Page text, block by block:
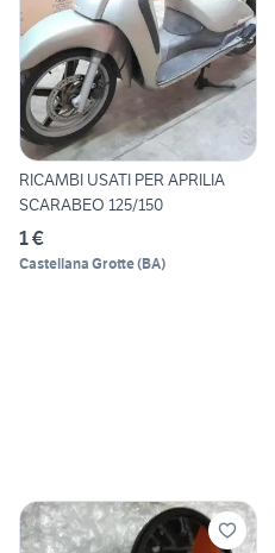
RICAMBI USATI PER APRILIA
SCARABEO 125/150
1 €
Castellana Grotte(BA)